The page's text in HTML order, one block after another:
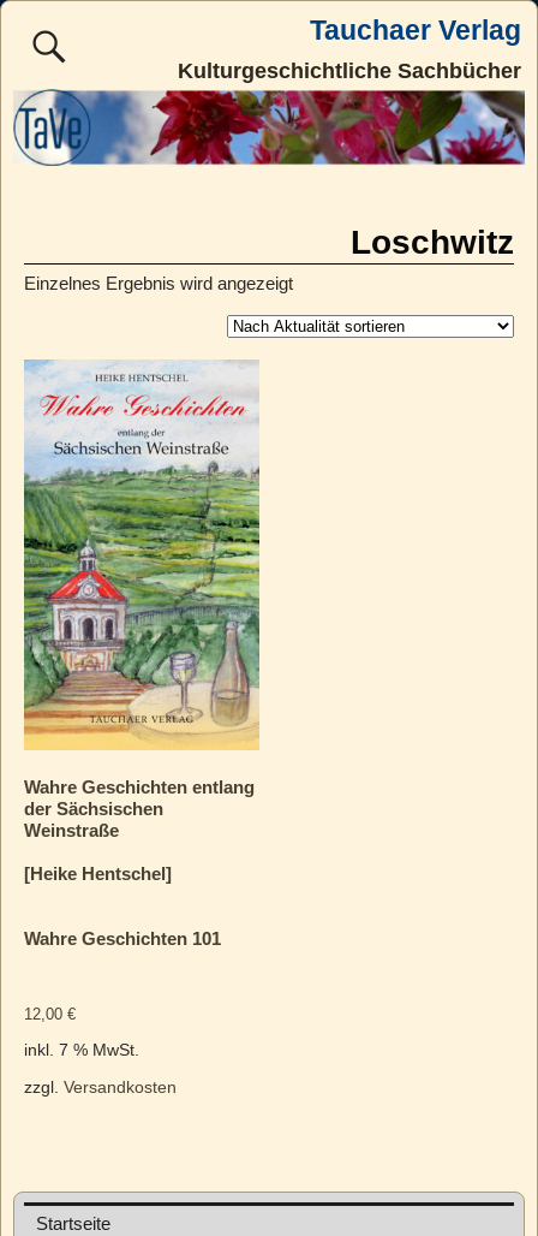
Tauchaer Verlag
Kulturgeschichtliche Sachbücher
Loschwitz
Einzelnes Ergebnis wird angezeigt
Wahre Geschichten entlang
der Sächsischen
Weinstraße
[Heike Hentschel]
Wahre Geschichten 101
12,00 €
inkl. 7 % MwSt.
zzgl. Versandkosten
Startseite